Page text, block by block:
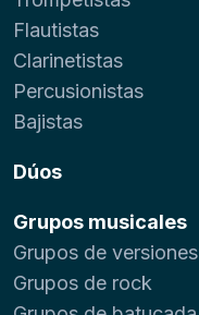
Flautistas
Clarinetistas
Percusionistas
Bajistas
Dúos
Grupos musicales
Grupos de versiones
Grupos de rock